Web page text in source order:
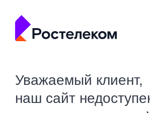
Уважаемый клиент,
наш сайт